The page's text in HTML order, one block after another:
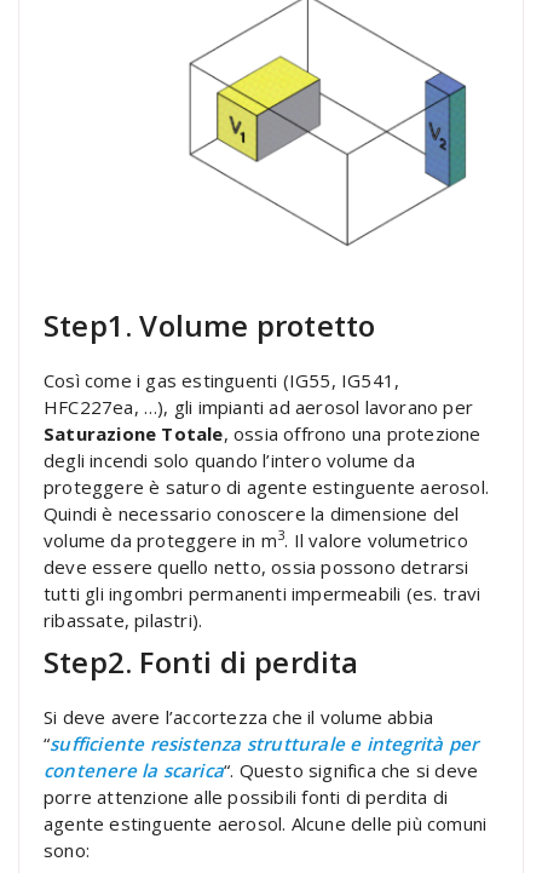
Step1. Volume protetto
Così come i gas estinguenti (IG55, IG541,
HFC227ea, …), gli impianti ad aerosol lavorano per
Saturazione Totale, ossia offrono una protezione
degli incendi solo quando l’intero volume da
proteggere è saturo di agente estinguente aerosol.
Quindi è necessario conoscere la dimensione del
volume da proteggere in m3. Il valore volumetrico
deve essere quello netto, ossia possono detrarsi
tutti gli ingombri permanenti impermeabili (es. travi
ribassate, pilastri).
Step2. Fonti di perdita
Si deve avere l’accortezza che il volume abbia
“sufficiente resistenza strutturale e integrità per
contenere la scarica“. Questo significa che si deve
porre attenzione alle possibili fonti di perdita di
agente estinguente aerosol. Alcune delle più comuni
sono: